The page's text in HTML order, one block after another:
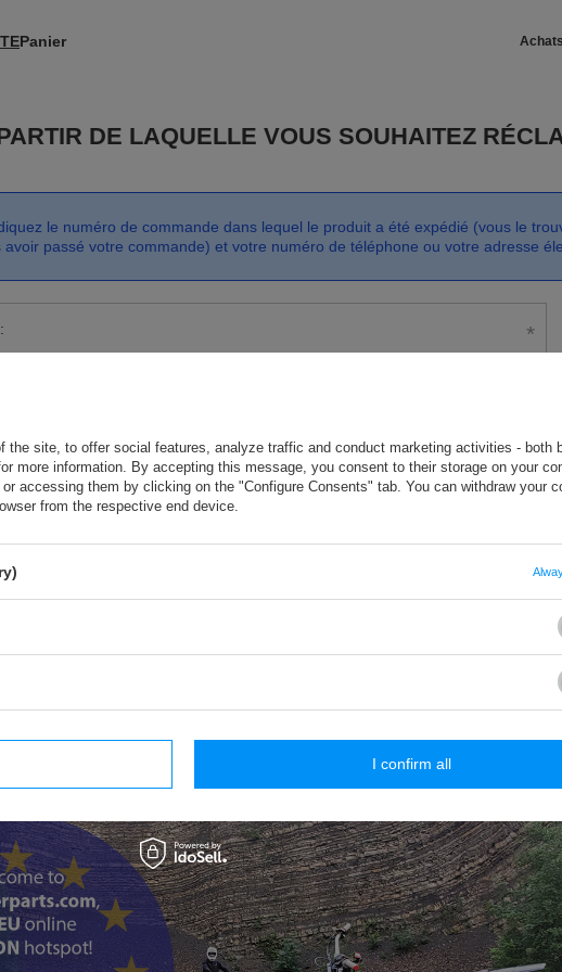
Panier
DE LAQUELLE VOUS SOUHAITEZ
le numéro de commande dans lequel le produit a été expédié (vous le
passé votre commande) et votre numéro de téléphone ou votre adresse
Trouver une commande
the site, to offer social features, analyze traffic and conduct marketing activities - both
more information. By accepting this message, you consent to their storage on your
accessing them by clicking on the "Configure Consents" tab. You can withdraw your
from the respective end device.
I confirm all